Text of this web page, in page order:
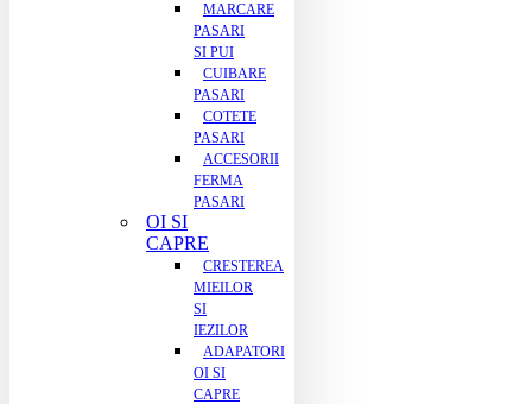
MARCARE
PASARI
SI PUI
CUIBARE
PASARI
COTETE
PASARI
ACCESORII
FERMA
PASARI
OI SI
CAPRE
CRESTEREA
MIEILOR
SI
IEZILOR
ADAPATORI
OI SI
CAPRE